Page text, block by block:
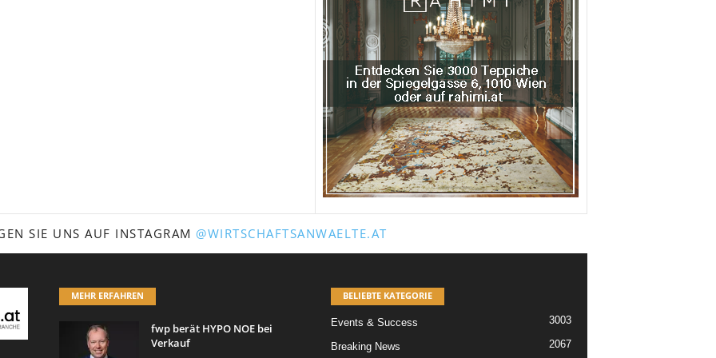
SIE UNS AUF INSTAGRAM @WIRTSCHAFTSANWAELTE.AT
MEHR ERFAHREN
fwp berät HYPO NOE bei
Verkauf
BELIEBTE KATEGORIE
Events & Success 3003
Breaking News 2067